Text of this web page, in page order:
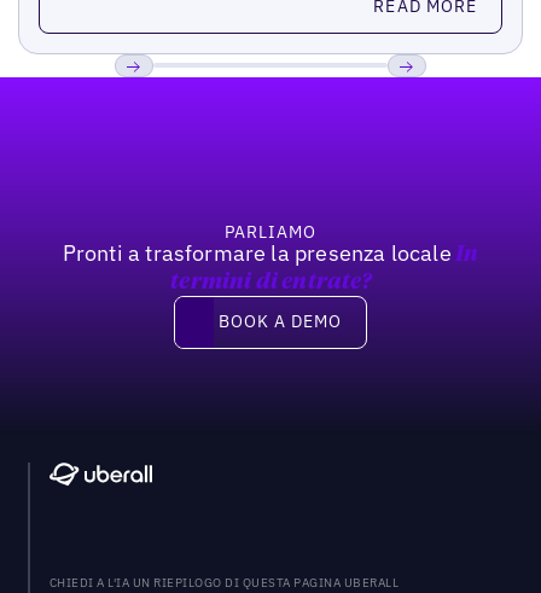
READ MORE
PARLIAMO
Pronti a trasformare la presenza locale In
termini di entrate?
Book a demo
BOOK A DEMO
CHIEDI A L'IA UN RIEPILOGO DI QUESTA PAGINA UBERALL